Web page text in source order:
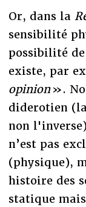
Or, dans la
sensibilité
possibilité
existe, par
opinion».
diderotien
non
n’est pas
(physique),
histoire des
statique